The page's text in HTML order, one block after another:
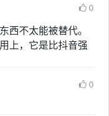
0
西不太能被替代。
上，它是比抖音强
0